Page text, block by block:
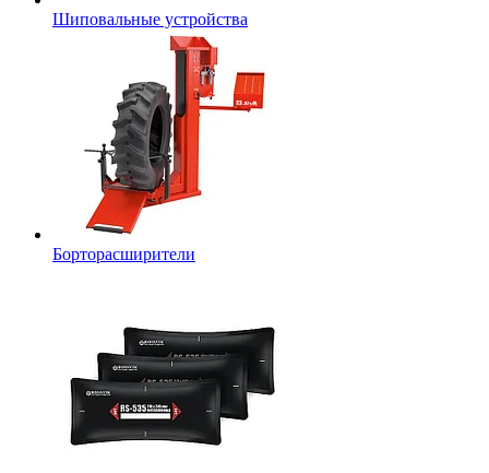
Шиповальные устройства
Борторасширители